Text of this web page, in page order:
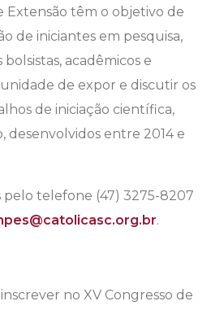
Extensão têm o objetivo de
de iniciantes em pesquisa,
acadêmicos e
de expor e discutir os
de iniciação científica,
desenvolvidos entre 2014 e
telefone (47) 3275-8207
.
no XV Congresso de